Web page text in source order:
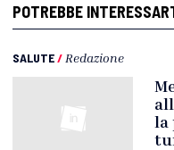
POTREBBE
SALUTE/ Redazione
la